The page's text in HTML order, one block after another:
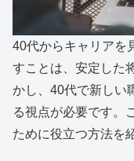
40代からキャリアを
すことは、安定した
かし、40代で新しい
る視点が必要です。
ために役立つ方法を